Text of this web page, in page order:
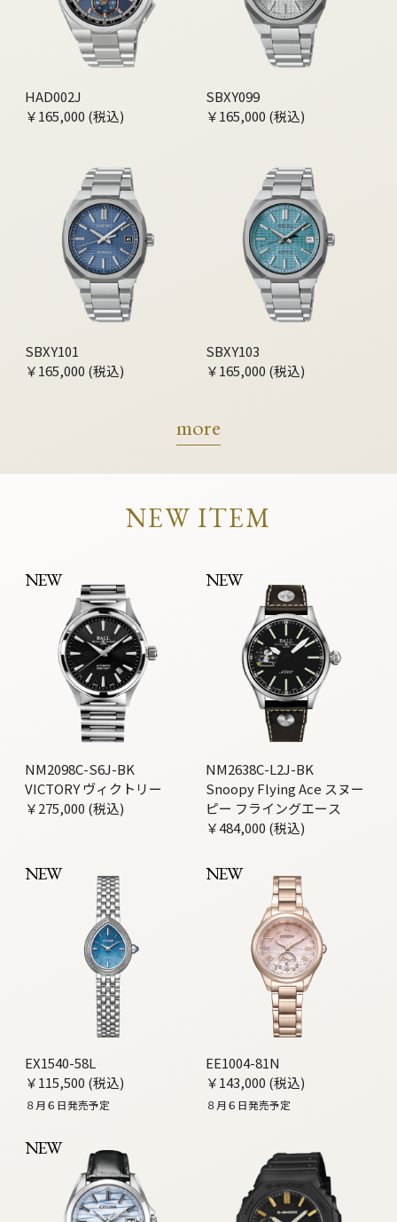
HAD002J
￥165,000 (税込)
SBXY099
￥165,000 (税込)
SBXY101
￥165,000 (税込)
SBXY103
￥165,000 (税込)
more
NEW ITEM
NEW
NM2098C-S6J-BK
VICTORY ヴィクトリー
￥275,000 (税込)
NEW
NM2638C-L2J-BK
Snoopy Flying Ace スヌー
ピー フライングエース
￥484,000 (税込)
NEW
EX1540-58L
￥115,500 (税込)
８月６日発売予定
NEW
EE1004-81N
￥143,000 (税込)
８月６日発売予定
NEW